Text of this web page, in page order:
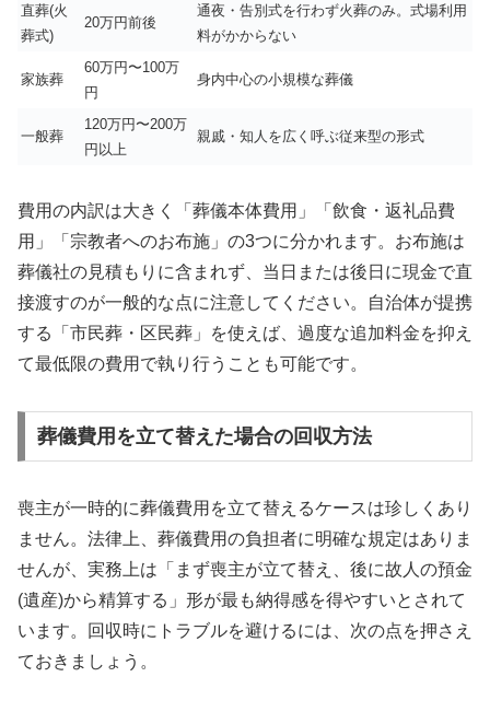
直葬(火
葬式)
20万円前後
通夜・告別式を行わず火葬のみ。式場利用
料がかからない
家族葬
60万円〜100万
円
身内中心の小規模な葬儀
一般葬
120万円〜200万
円以上
親戚・知人を広く呼ぶ従来型の形式
費用の内訳は大きく「葬儀本体費用」「飲食・返礼品費
用」「宗教者へのお布施」の3つに分かれます。お布施は
葬儀社の見積もりに含まれず、当日または後日に現金で直
接渡すのが一般的な点に注意してください。自治体が提携
する「市民葬・区民葬」を使えば、過度な追加料金を抑え
て最低限の費用で執り行うことも可能です。
葬儀費用を立て替えた場合の回収方法
喪主が一時的に葬儀費用を立て替えるケースは珍しくあり
ません。法律上、葬儀費用の負担者に明確な規定はありま
せんが、実務上は「まず喪主が立て替え、後に故人の預金
(遺産)から精算する」形が最も納得感を得やすいとされて
います。回収時にトラブルを避けるには、次の点を押さえ
ておきましょう。